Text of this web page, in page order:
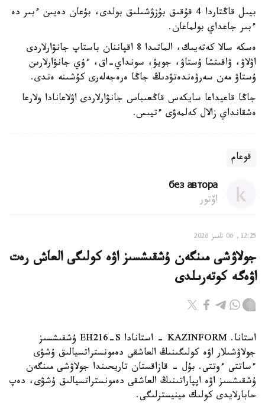
بيىل قاڭتاردا 4 قۇقىق بۇزۋشىلىق بولدى، بۇعان دەيىن ءبىر دە
ءبىر جاعداي بولماعان.
ەسكە سالا كەتەيىك، الماتىدا 8 اقپاننان باستاپ جانۋارلاردى
اۋلاۋ، ۋاقىتشا ۇستاۋ، جويۋ، سونداي-اق، ءۇي جانۋارلارىن
ۇستاۋ مەن سەرۋەندەتۋدىڭ جاڭا ەرەجەلەرى كۇشىنە ەندى.
جاڭا قاعيداعا سايكەس قاڭعىباس جانۋارلاردى اۋلاعانادا ولارعا
ەشقانداي زالال كەلمەۋى ءتيىس.
قوعام
без автора
اۆتور
12:25, 06 تامىز 2026
جولاۋشى مىنگەن ۇشقىشسىز اۋە كولىگى العاش رەت
اۋەگە كوتەرىلدى
استانا. KAZINFORM - استانادا EH216-S ۇشقىشسىز
جولاۋشىلار اۋە كولىگىنىڭ العاشقى دەمونستراتسيالىق ۇشۋى
ءساتتى ءوتتى. بۇل - قازاقستان تاريحىندا جولاۋشى مىنگەن
ۇشقىشسىز اۋە اپپاراتىنىڭ العاشقى دەمونستراتسيالىق ۇشۋى، دەپ
حابارلايدى كولىك مينيسترلىگى.